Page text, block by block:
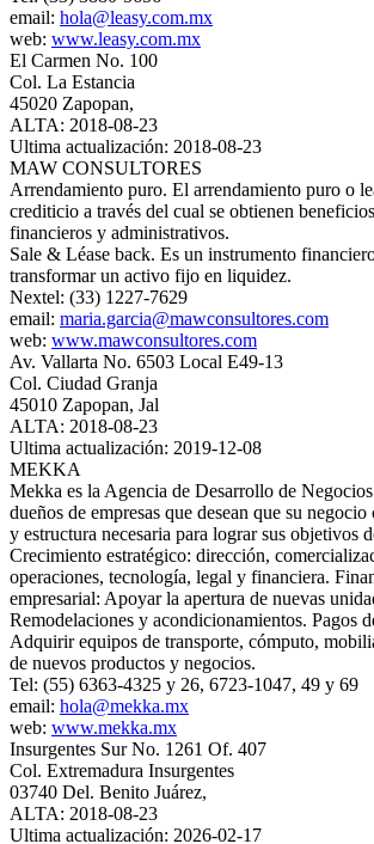
email: hola@leasy.com.mx
web: www.leasy.com.mx
El Carmen No. 100
Col. La Estancia
45020 Zapopan,
ALTA: 2018-08-23
Ultima actualización: 2018-08-23
MAW CONSULTORES
Arrendamiento puro. El arrendamiento puro o
crediticio a través del cual se obtienen
financieros y administrativos.
Sale & Léase back. Es un instrumento
transformar un activo fijo en liquidez.
Nextel: (33) 1227-7629
email: maria.garcia@mawconsultores.com
web: www.mawconsultores.com
Av. Vallarta No. 6503 Local E49-13
Col. Ciudad Granja
45010 Zapopan, Jal
ALTA: 2018-08-23
Ultima actualización: 2019-12-08
MEKKA
Mekka es la Agencia de Desarrollo de
dueños de empresas que desean que su
y estructura necesaria para lograr sus objetivos
Crecimiento estratégico: dirección,
operaciones, tecnología, legal y financiera.
empresarial: Apoyar la apertura de nuevas
Remodelaciones y acondicionamientos. Pagos
Adquirir equipos de transporte, cómputo,
de nuevos productos y negocios.
Tel: (55) 6363-4325 y 26, 6723-1047, 49 y 69
email: hola@mekka.mx
web: www.mekka.mx
Insurgentes Sur No. 1261 Of. 407
Col. Extremadura Insurgentes
03740 Del. Benito Juárez,
ALTA: 2018-08-23
Ultima actualización: 2026-02-17